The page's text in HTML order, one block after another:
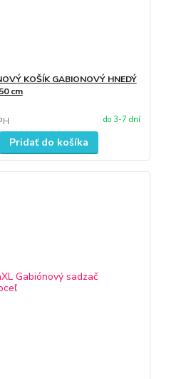
KOŠÍK GABIONOVÝ HNEDÝ
cm
do 3-7 dní
Pridať do košíka